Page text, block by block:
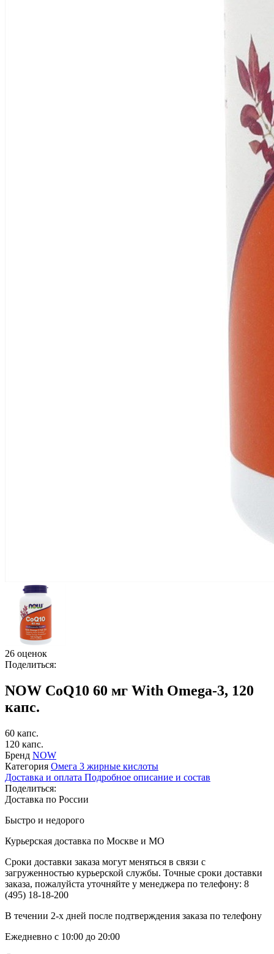
26 оценок
Поделиться:
NOW CoQ10 60 мг With Omega-3, 120
капс.
60 капс.
120 капс.
Бренд NOW
Категория Омега 3 жирные кислоты
Доставка и оплата Подробное описание и состав
Поделиться:
Доставка по России
Быстро и недорого
Курьерская доставка по Москве и МО
Сроки доставки заказа могут меняться в связи с
загруженностью курьерской службы. Точные сроки доставки
заказа, пожалуйста уточняйте у менеджера по телефону: 8
(495) 18-18-200
В течении 2-х дней после подтверждения заказа по телефону
Ежедневно с 10:00 до 20:00